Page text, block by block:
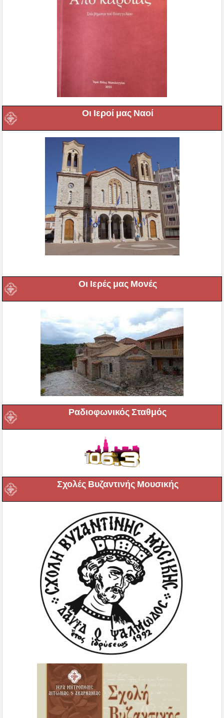
Οι Ιεροί μας Ναοί
Οι Ιερές μας Μονές
Ραδιοφωνικός Σταθμός
Σχολές Βυζαντινής Μουσικής